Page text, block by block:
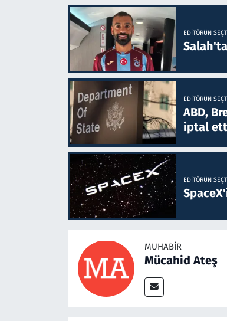
EDITÖRÜN
EDITÖRÜN
ABD,
iptal
EDITÖRÜN
MUHABIR
Mücahid Ateş